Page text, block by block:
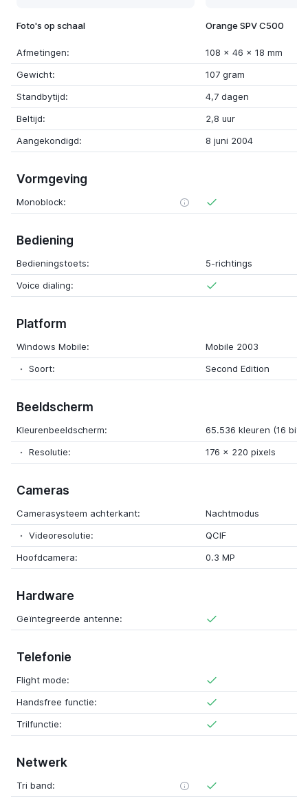
Foto's op schaal Orange SPV C500
Afmetingen:
108 x 46 x 18 mm
Gewicht:
107 gram
Standbytijd:
4,7 dagen
Beltijd:
2,8 uur
Aangekondigd:
8 juni 2004
Vormgeving
Monoblock:
Bediening
Bedieningstoets:
5-richtings
Voice dialing:
Platform
Windows Mobile:
Mobile 2003
Soort:
Second Edition
Beeldscherm
Kleurenbeeldscherm:
65.536 kleuren (16
Resolutie:
176 x 220 pixels
Cameras
Camerasysteem achterkant:
Nachtmodus
Videoresolutie:
QCIF
Hoofdcamera:
0.3 MP
Hardware
Geïntegreerde antenne:
Telefonie
Flight mode:
Handsfree functie:
Trilfunctie:
Netwerk
Tri band: